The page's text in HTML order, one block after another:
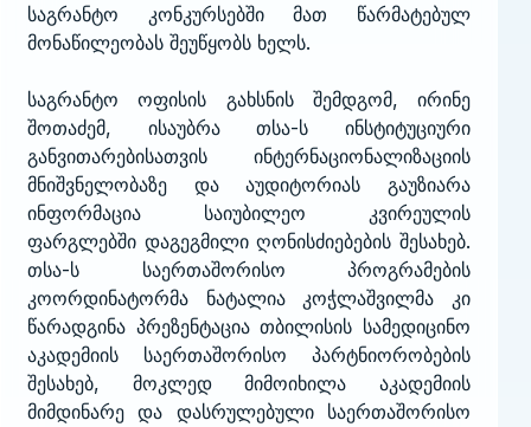
საგრანტო კონკურსებში მათ წარმატებულ
მონაწილეობას შეუწყობს ხელს.
საგრანტო ოფისის გახსნის შემდგომ, ირინე
შოთაძემ, ისაუბრა თსა-ს ინსტიტუციური
განვითარებისათვის ინტერნაციონალიზაციის
მნიშვნელობაზე და აუდიტორიას გაუზიარა
ინფორმაცია საიუბილეო კვირეულის
ფარგლებში დაგეგმილი ღონისძიებების შესახებ.
თსა-ს საერთაშორისო პროგრამების
კოორდინატორმა ნატალია კოჭლაშვილმა კი
წარადგინა პრეზენტაცია თბილისის სამედიცინო
აკადემიის საერთაშორისო პარტნიორობების
შესახებ, მოკლედ მიმოიხილა აკადემიის
მიმდინარე და დასრულებული საერთაშორისო